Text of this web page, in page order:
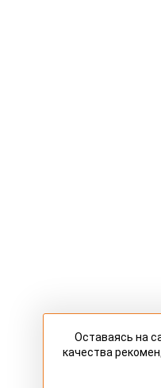
Оставаясь на
качества